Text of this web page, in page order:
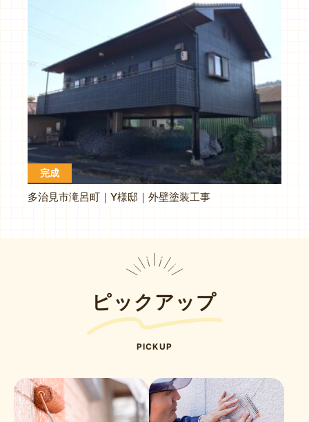
完成
多治見市滝呂町｜Y様邸｜外壁塗装工事
ピックアップ
PICKUP